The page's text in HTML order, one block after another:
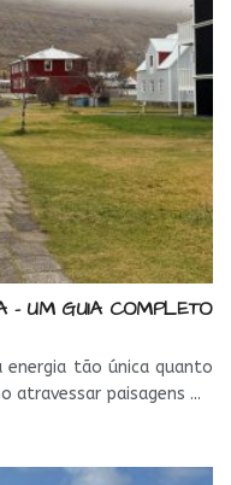
– UM GUIA COMPLETO
energia tão única quanto
atravessar paisagens ...